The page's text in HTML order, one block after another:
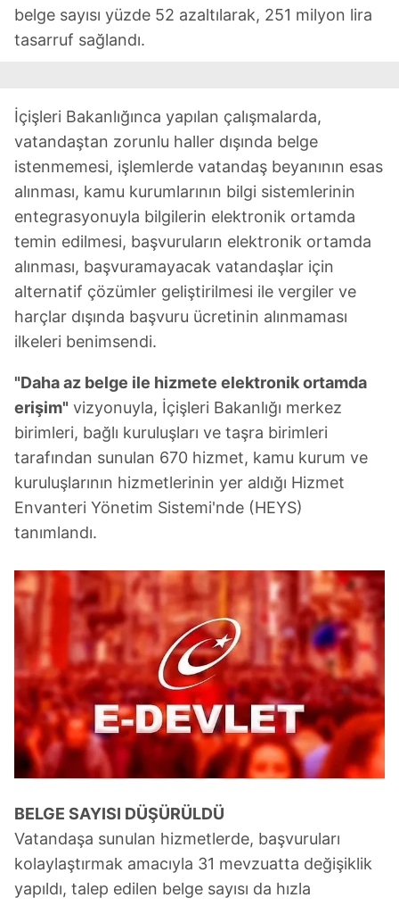
belge sayısı yüzde 52 azaltılarak, 251 milyon lira
tasarruf sağlandı.
İçişleri Bakanlığınca yapılan çalışmalarda,
vatandaştan zorunlu haller dışında belge
istenmemesi, işlemlerde vatandaş beyanının esas
alınması, kamu kurumlarının bilgi sistemlerinin
entegrasyonuyla bilgilerin elektronik ortamda
temin edilmesi, başvuruların elektronik ortamda
alınması, başvuramayacak vatandaşlar için
alternatif çözümler geliştirilmesi ile vergiler ve
harçlar dışında başvuru ücretinin alınmaması
ilkeleri benimsendi.
"Daha az belge ile hizmete elektronik ortamda
erişim" vizyonuyla, İçişleri Bakanlığı merkez
birimleri, bağlı kuruluşları ve taşra birimleri
tarafından sunulan 670 hizmet, kamu kurum ve
kuruluşlarının hizmetlerinin yer aldığı Hizmet
Envanteri Yönetim Sistemi'nde (HEYS)
tanımlandı.
BELGE SAYISI DÜŞÜRÜLDÜ
Vatandaşa sunulan hizmetlerde, başvuruları
kolaylaştırmak amacıyla 31 mevzuatta değişiklik
yapıldı, talep edilen belge sayısı da hızla